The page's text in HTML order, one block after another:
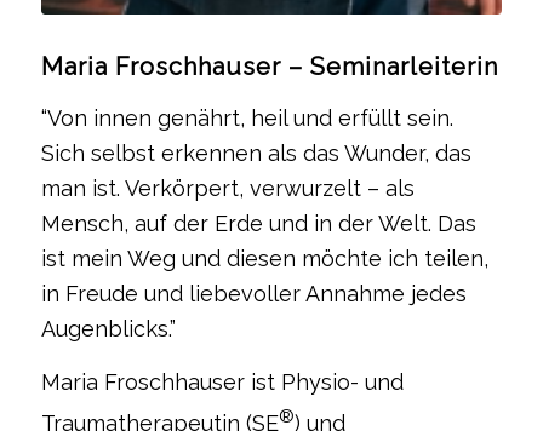
Maria Froschhauser – Seminarleiterin
“Von innen genährt, heil und erfüllt sein.
Sich selbst erkennen als das Wunder, das
man ist. Verkörpert, verwurzelt – als
Mensch, auf der Erde und in der Welt. Das
ist mein Weg und diesen möchte ich teilen,
in Freude und liebevoller Annahme jedes
Augenblicks.”
Maria Froschhauser ist Physio- und
Traumatherapeutin (SE®) und